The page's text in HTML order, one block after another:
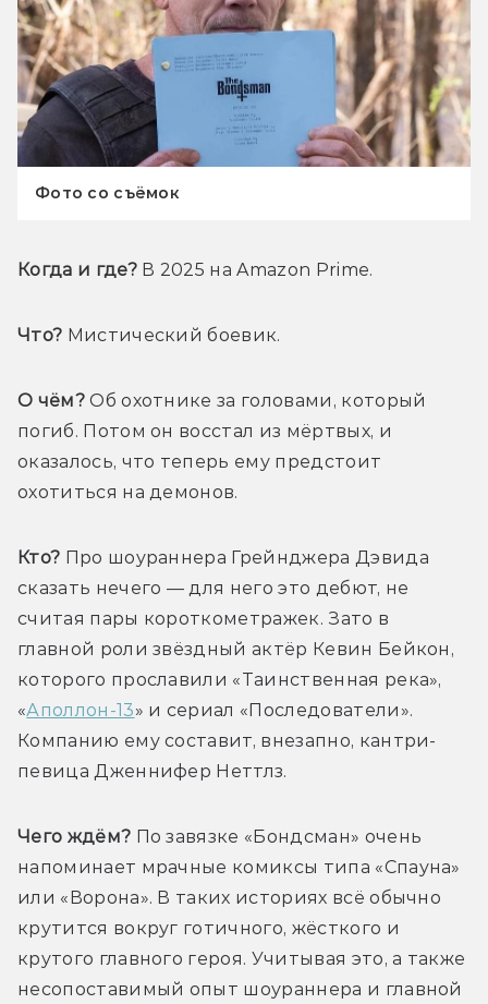
Фото со съёмок
Когда и где? В 2025 на Amazon Prime.
Что? Мистический боевик.
О чём? Об охотнике за головами, который
погиб. Потом он восстал из мёртвых, и
оказалось, что теперь ему предстоит
охотиться на демонов.
Кто? Про шоураннера Грейнджера Дэвида
сказать нечего — для него это дебют, не
считая пары короткометражек. Зато в
главной роли звёздный актёр Кевин Бейкон,
которого прославили «Таинственная река»,
«Аполлон-13» и сериал «Последователи».
Компанию ему составит, внезапно, кантри-
певица Дженнифер Неттлз.
Чего ждём? По завязке «Бондсман» очень
напоминает мрачные комиксы типа «Спауна»
или «Ворона». В таких историях всё обычно
крутится вокруг готичного, жёсткого и
крутого главного героя. Учитывая это, а также
несопоставимый опыт шоураннера и главной